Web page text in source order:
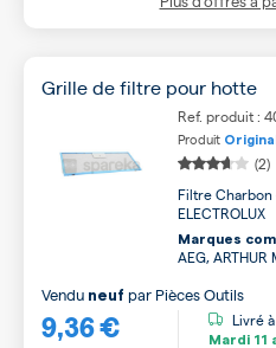
Grille de filtre pour hotte
Ref. produit :
Produit Original
(2)
Filtre
ELECTROLUX
Marques
AEG, ARTHUR
9,36 €
Vendu neuf par Pièces Outils
Livré
Mardi 11